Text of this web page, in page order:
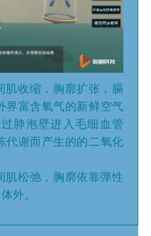
肌收缩，胸廓扩张，膈
界富含氧气的新鲜空气
肺泡壁进入毛细血管
代谢而产生的的二氧化
肌松弛，胸廓依靠弹性
外。